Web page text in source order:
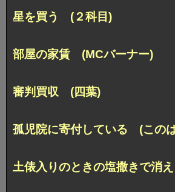
星を買う (２科目)
部屋の家賃 (MCバーナー)
審判買収 (四葉)
孤児院に寄付している (この
土俵入りのときの塩撒きで消